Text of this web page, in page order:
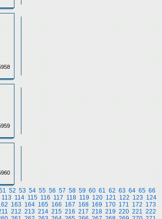
52 53 54 55 56 57 58 59 60 61 62 63 64 65 66
113 114 115 116 117 118 119 120 121 122 123 124
163 164 165 166 167 168 169 170 171 172 173
212 213 214 215 216 217 218 219 220 221 222